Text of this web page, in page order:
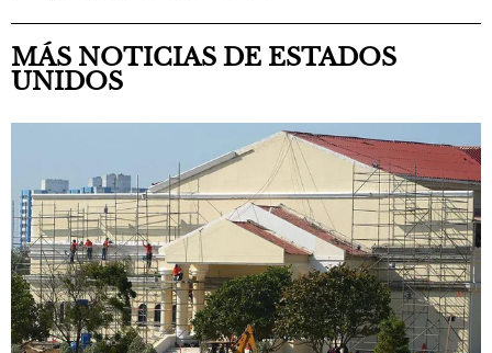
MÁS NOTICIAS DE ESTADOS
UNIDOS